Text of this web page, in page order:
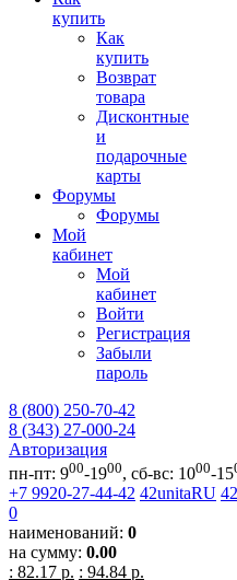
купить
Как
купить
Возврат
товара
Дисконтные
и
подарочные
карты
Форумы
Форумы
Мой
кабинет
Мой
кабинет
Войти
Регистрация
Забыли
пароль
8 (800) 250-70-42
8 (343) 27-000-24
Авторизация
пн-пт: 900-1900, сб-вс: 1000-15
+7 9920-27-44-42 42unitaRU
0
наименований: 0
на сумму: 0.00
: 82.17 р. : 94.84 р.